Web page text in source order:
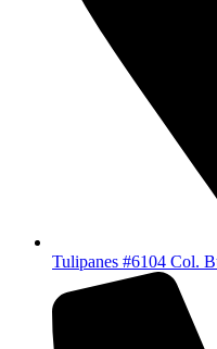
Tulipanes #6104 Col.